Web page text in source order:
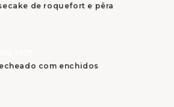
de roquefort e pêra
com enchidos